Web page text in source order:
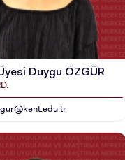
Duygu ÖZGÜR